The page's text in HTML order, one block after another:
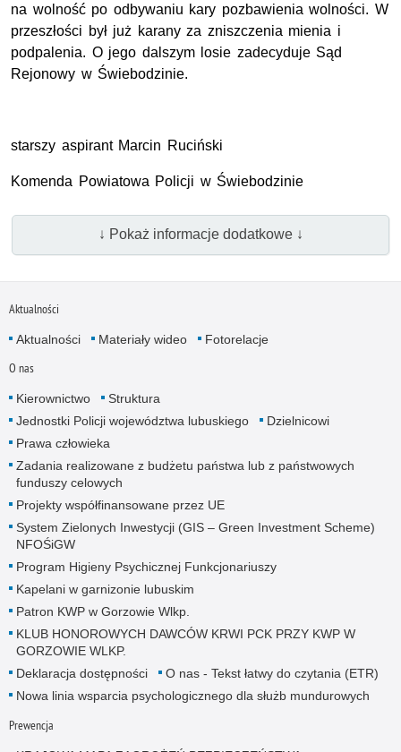
na wolność po odbywaniu kary pozbawienia wolności. W
przeszłości był już karany za zniszczenia mienia i
podpalenia. O jego dalszym losie zadecyduje Sąd
Rejonowy w Świebodzinie.
starszy aspirant Marcin Ruciński
Komenda Powiatowa Policji w Świebodzinie
↓ Pokaż informacje dodatkowe ↓
Aktualności
Aktualności Materiały wideo Fotorelacje
O nas
Kierownictwo
Struktura
Jednostki Policji województwa lubuskiego
Dzielnicowi
Prawa człowieka
Zadania realizowane z budżetu państwa lub z państwowych
funduszy celowych
Projekty współfinansowane przez UE
System Zielonych Inwestycji (GIS – Green Investment Scheme)
NFOŚiGW
Program Higieny Psychicznej Funkcjonariuszy
Kapelani w garnizonie lubuskim
Patron KWP w Gorzowie Wlkp.
KLUB HONOROWYCH DAWCÓW KRWI PCK PRZY KWP W
GORZOWIE WLKP.
Deklaracja dostępności
O nas - Tekst łatwy do czytania (ETR)
Nowa linia wsparcia psychologicznego dla służb mundurowych
Prewencja